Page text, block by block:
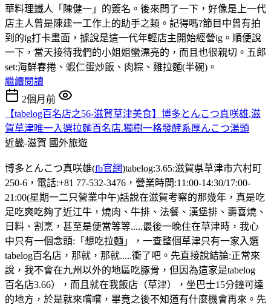
華料理鐵人「陳健一」的簽名。後來問了一下，好像是上一代
店主人曾是陳建一工作上的助手之類。記得嗎?節目中曾有拍
到的ig打卡畫面，據說是這一代年輕店主開始經營ig。順便說
一下，當天接待我們的小姐姐蠻漂亮的，而且也很親切。五郎
set:海鮮春捲、蝦仁蛋炒飯、肉粽、雞拉麵(半碗)。
繼續閱讀
2個月前
【tabelog百名店之56-滋賀草津美食】博多とんこつ真咲雄.滋
賀草津唯一入選拉麵百名店.獨樹一格發酵系厚んこつ湯頭
近畿-滋賀 國外旅遊
博多とんこつ真咲雄(fb官網)tabelog:3.65:滋賀県草津市穴村町
250-6，電話:+81 77-532-3476，營業時間:11:00-14:30/17:00-
21:00(星期一二只營業中午)話說在滋賀考察的那幾年，真是吃
足吃爽吃夠了近江牛，燒肉、牛排、法餐、漢堡排、壽喜燒、
日料、割烹，甚至是便當等等.....最後一晚住在草津時，我心
中只有一個念頭:「想吃拉麵」，一查整個草津只有一家入選
tabelog百名店，那就，那就.....衝了吧。先直接說結論:正常來
說，我不會在九州以外的地區吃䐁骨，但因為這家是tabelog
百名店3.66），而且就在我飯店（草津），坐巴士15分鐘可達
的地方，於是就來嚐嚐，畢竟之後不知道有什麼機會再來。先